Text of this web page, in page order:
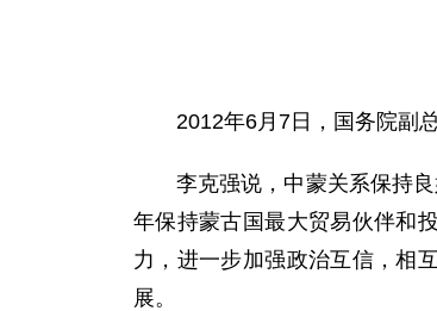
2012年6月7日，国务院副总
李克强说，中蒙关系保持良
年保持蒙古国最大贸易伙伴和
力，进一步加强政治互信，相
展。